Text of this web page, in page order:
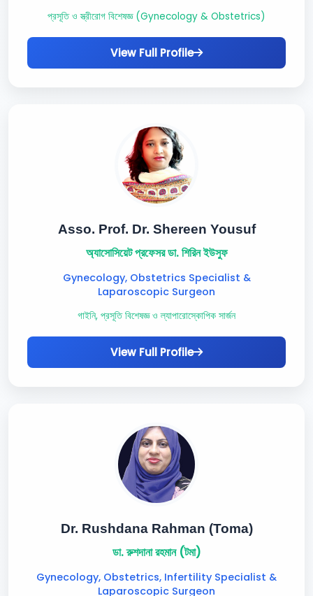
প্রসূতি ও স্ত্রীরোগ বিশেষজ্ঞ (Gynecology & Obstetrics)
View Full Profile
Asso. Prof. Dr. Shereen Yousuf
অ্যাসোসিয়েট প্রফেসর ডা. শিরিন ইউসুফ
Gynecology, Obstetrics Specialist &
Laparoscopic Surgeon
গাইনি, প্রসূতি বিশেষজ্ঞ ও ল্যাপারোস্কোপিক সার্জন
View Full Profile
Dr. Rushdana Rahman (Toma)
ডা. রুশদানা রহমান (টমা)
Gynecology, Obstetrics, Infertility Specialist &
Laparoscopic Surgeon